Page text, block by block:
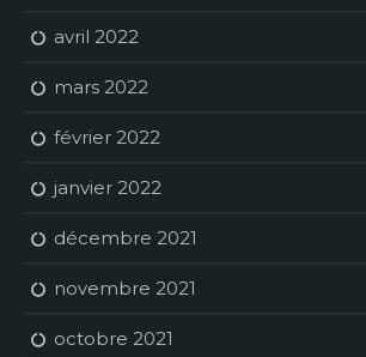
avril 2022
mars 2022
février 2022
janvier 2022
décembre 2021
novembre 2021
octobre 2021